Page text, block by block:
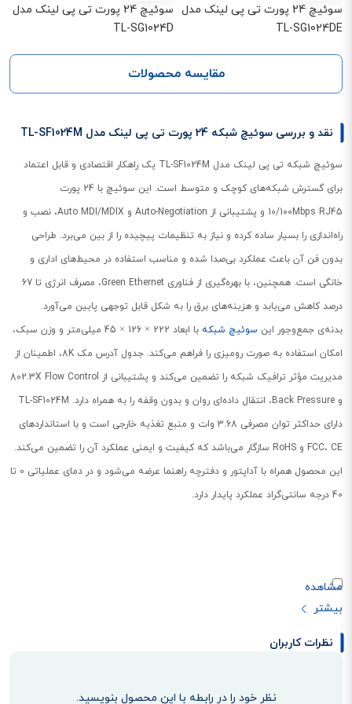
سوئیچ 24 پورت تی پی لینک مدل
TL-SG1024DE
سوئیچ 24 پورت تی پی لینک مدل
TL-SG1024D
مقایسه محصولات
نقد و بررسی سوئیچ شبکه 24 پورت تی پی لینک مدل TL-SF1024M
سوئیچ شبکه تی پی لینک مدل TL-SF1024M یک راهکار اقتصادی و قابل اعتماد
برای گسترش شبکه‌های کوچک و متوسط است. این سوئیچ با 24 پورت
10/100Mbps RJ45 و پشتیبانی از Auto-Negotiation و Auto MDI/MDIX، نصب و
راه‌اندازی را بسیار ساده کرده و نیاز به تنظیمات پیچیده را از بین می‌برد. طراحی
بدون فن آن باعث عملکرد بی‌صدا شده و مناسب استفاده در محیط‌های اداری و
خانگی است. همچنین، با بهره‌گیری از فناوری Green Ethernet، مصرف انرژی تا 67
درصد کاهش می‌یابد و هزینه‌های برق را به شکل قابل توجهی پایین می‌آورد.
بدنه‌ی جمع‌وجور اینسوئیچ شبکه
با ابعاد 222 × 126 × 45 میلی‌متر و وزن سبک،
امکان استفاده به صورت رومیزی را فراهم می‌کند. جدول آدرس مک 8K، اطمینان از
مدیریت مؤثر ترافیک شبکه را تضمین می‌کند و پشتیبانی از 802.3X Flow Control
و Back Pressure، انتقال داده‌ای روان و بدون وقفه را به همراه دارد. TL-SF1024M
دارای حداکثر توان مصرفی 3.68 وات و منبع تغذیه خارجی است و با استانداردهای
FCC، CE و RoHS سازگار می‌باشد که کیفیت و ایمنی عملکرد آن را تضمین می‌کند.
این محصول همراه با آداپتور و دفترچه راهنما عرضه می‌شود و در دمای عملیاتی 0 تا
40 درجه سانتی‌گراد عملکرد پایدار دارد.
نظرات کاربران
نظر خود را در رابطه با این محصول بنویسید.